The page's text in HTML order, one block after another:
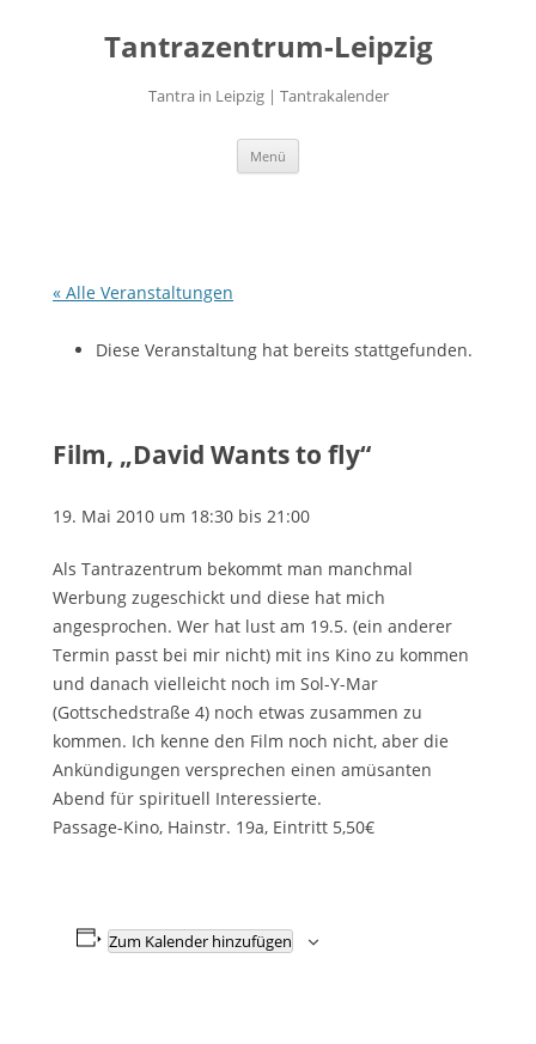
Tantrazentrum-Leipzig
Tantra in Leipzig | Tantrakalender
Menü
« Alle Veranstaltungen
Diese Veranstaltung hat bereits stattgefunden.
Film, „David Wants to fly“
19. Mai 2010 um 18:30 bis 21:00
Als Tantrazentrum bekommt man manchmal
Werbung zugeschickt und diese hat mich
angesprochen. Wer hat lust am 19.5. (ein anderer
Termin passt bei mir nicht) mit ins Kino zu kommen
und danach vielleicht noch im Sol-Y-Mar
(Gottschedstraße 4) noch etwas zusammen zu
kommen. Ich kenne den Film noch nicht, aber die
Ankündigungen versprechen einen amüsanten
Abend für spirituell Interessierte.
Passage-Kino, Hainstr. 19a, Eintritt 5,50€
Zum Kalender hinzufügen